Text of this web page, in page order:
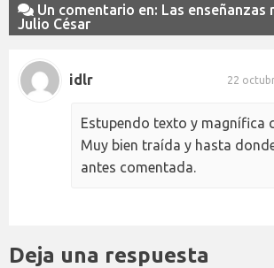
Un comentario en: Las
Julio César
idlr 22
Estupendo texto y magnífica
Muy bien traída y hasta
antes comentada.
Deja una respuesta